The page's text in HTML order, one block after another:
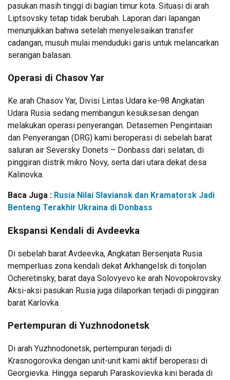
pasukan masih tinggi di bagian timur kota. Situasi di arah
Liptsovsky tetap tidak berubah. Laporan dari lapangan
menunjukkan bahwa setelah menyelesaikan transfer
cadangan, musuh mulai menduduki garis untuk melancarkan
serangan balasan.
Operasi di Chasov Yar
Ke arah Chasov Yar, Divisi Lintas Udara ke-98 Angkatan
Udara Rusia sedang membangun kesuksesan dengan
melakukan operasi penyerangan. Detasemen Pengintaian
dan Penyerangan (DRG) kami beroperasi di sebelah barat
saluran air Seversky Donets – Donbass dari selatan, di
pinggiran distrik mikro Novy, serta dari utara dekat desa
Kalinovka.
Baca Juga : Rusia Nilai Slaviansk dan Kramatorsk Jadi
Benteng Terakhir Ukraina di Donbass
Ekspansi Kendali di Avdeevka
Di sebelah barat Avdeevka, Angkatan Bersenjata Rusia
memperluas zona kendali dekat Arkhangelsk di tonjolan
Ocheretinsky, barat daya Solovyevo ke arah Novopokrovsky.
Aksi-aksi pasukan Rusia juga dilaporkan terjadi di pinggiran
barat Karlovka.
Pertempuran di Yuzhnodonetsk
Di arah Yuzhnodonetsk, pertempuran terjadi di
Krasnogorovka dengan unit-unit kami aktif beroperasi di
Georgievka. Hingga separuh Paraskovievka kini berada di